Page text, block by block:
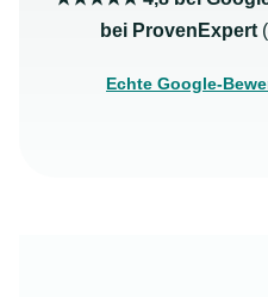
bei ProvenExpert
Echte Google-